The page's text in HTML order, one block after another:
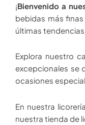
¡Bienvenido a
bebidas más
últimas
Explora nuestro
excepcionales se
ocasiones
En nuestra
nuestra tienda de